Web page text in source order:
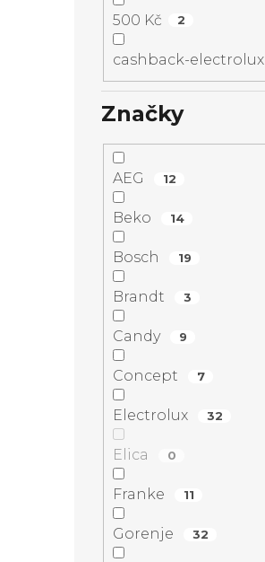
500 Kč 2
cashback-electrolux
Značky
AEG 12
Beko 14
Bosch 19
Brandt 3
Candy 9
Concept 7
Electrolux 32
Elica 0
Franke 11
Gorenje 32